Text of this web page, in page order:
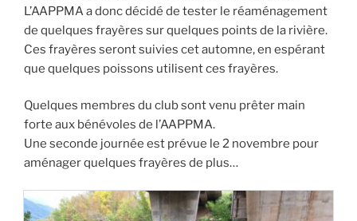
L’AAPPMA a donc décidé de tester le réaménagement
de quelques frayères sur quelques points de la rivière.
Ces frayères seront suivies cet automne, en espérant
que quelques poissons utilisent ces frayères.
Quelques membres du club sont venu prêter main
forte aux bénévoles de l’AAPPMA.
Une seconde journée est prévue le 2 novembre pour
aménager quelques frayères de plus…